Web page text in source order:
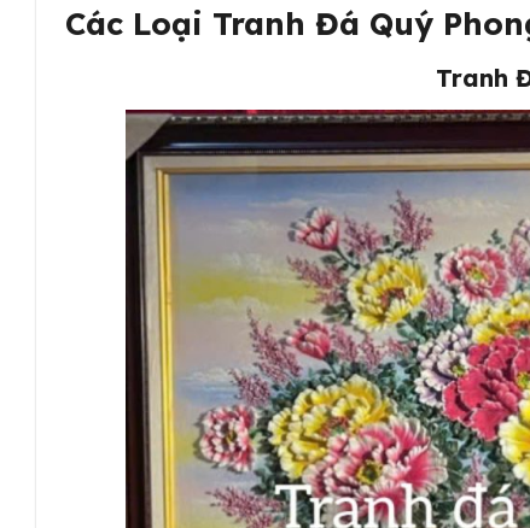
Các Loại Tranh Đá Quý
Tranh